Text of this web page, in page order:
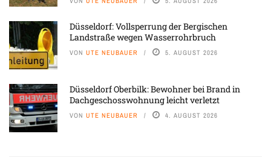
Düsseldorf: Vollsperrung der Bergischen
Landstraße wegen Wasserrohrbruch
VON UTE NEUBAUER 5. AUGUST 2026
Düsseldorf Oberbilk: Bewohner bei Brand in
Dachgeschosswohnung leicht verletzt
VON UTE NEUBAUER 4. AUGUST 2026